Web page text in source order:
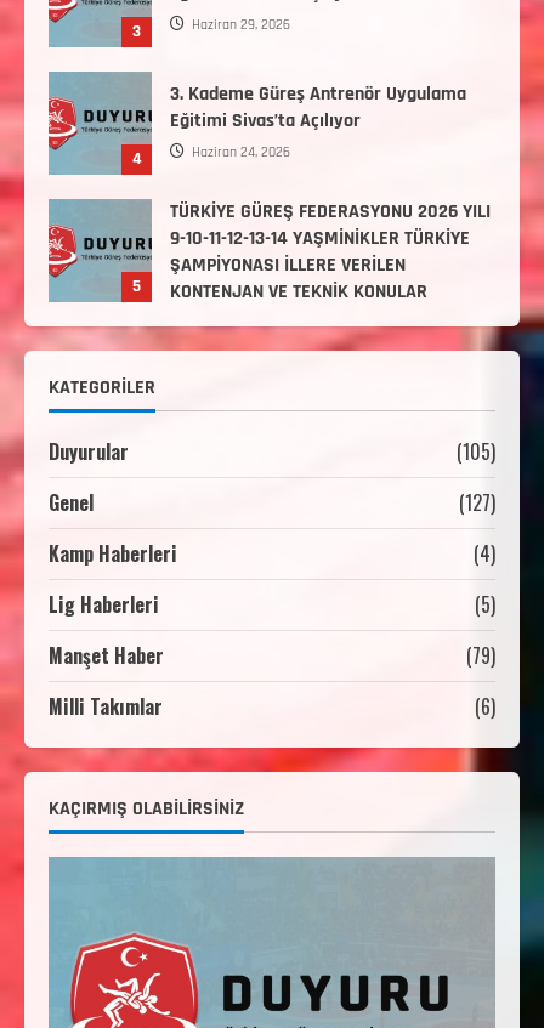
4 Haziran 24, 2026
5
TÜRKİYE GÜREŞ FEDERASYONU 2026 YILI
9-10-11-12-13-14 YAŞMİNİKLER TÜRKİYE
ŞAMPİYONASI İLLERE VERİLEN
KONTENJAN VE TEKNİK KONULAR
Haziran 12, 2026
1
2. Kademe Antrenörlük Kursu Hakkında
Temmuz 6, 2026
2
3. KADEME GÜREŞ ANTRENÖRLÜĞÜ
Temmuz 2, 2026
2. Kademe Güreş Antrenör Uygulama
Haziran 29, 2026
4
Eğitimi Sivas’ta Açılıyor
TÜRKİYE GÜREŞ FEDERASYONU 2026 YILI
9-10-11-12-13-14 YAŞMİNİKLER TÜRKİYE
ŞAMPİYONASI İLLERE VERİLEN
KONTENJAN VE TEKNİK KONULAR
HAKKINDA
Haziran 12, 2026
KATEGORILER
Duyurular
(105)
Genel
(127)
Kamp Haberleri
(4)
Lig Haberleri
(5)
Manşet Haber
(79)
Milli Takımlar
(6)
KAÇIRMIŞ OLABILIRSINIZ